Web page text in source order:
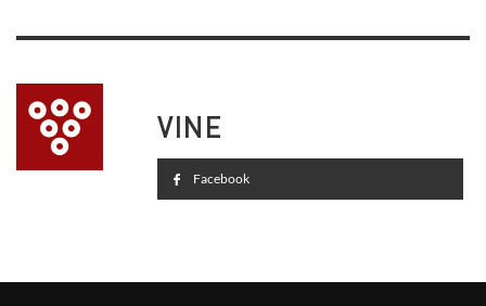
VINE
Facebook